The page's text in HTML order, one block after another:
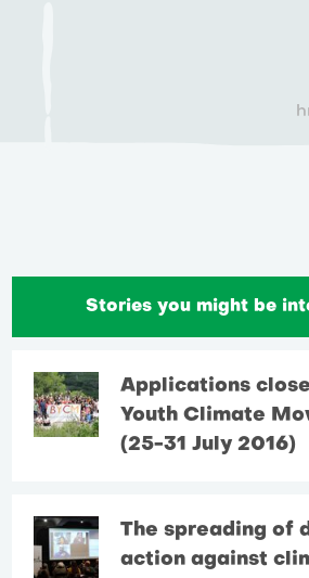
Stories you might be
Applications
Youth Climate
(25-31 July 2016)
The spreading of
action against